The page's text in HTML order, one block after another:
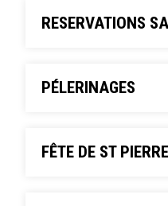
RESERVATIONS
PÉLERINAGES
FÊTE DE ST